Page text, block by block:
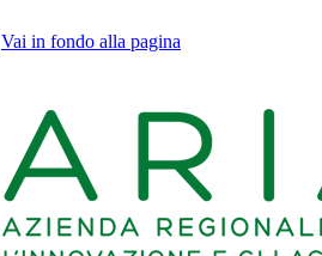
Vai in fondo alla pagina